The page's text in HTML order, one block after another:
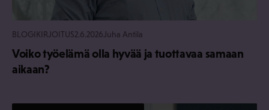
BLOGIKIRJOITUS2.6.2026 Juha Antila
Voiko työelämä olla hyvää ja tuottavaa samaan
aikaan?